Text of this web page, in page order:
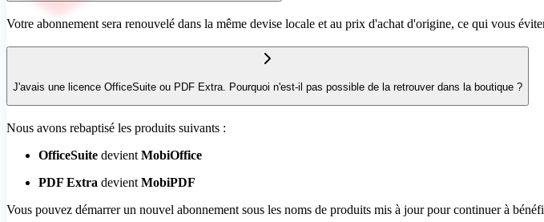
Votre abonnement sera renouvelé dans la même devise locale et au prix d'achat d'origine, ce qui vous
J'avais une licence OfficeSuite ou PDF Extra. Pourquoi n'est-il pas possible de la retrouver dans la boutique ?
Nous avons rebaptisé les produits suivants :
OfficeSuite devient MobiOffice
PDF Extra devient MobiPDF
Vous pouvez démarrer un nouvel abonnement sous les noms de produits mis à jour pour continuer à